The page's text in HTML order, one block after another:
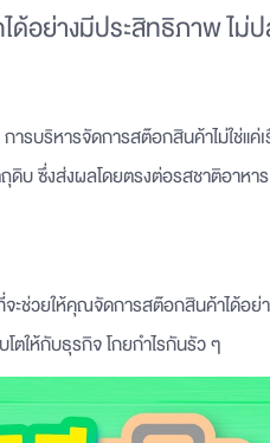
ด้อย่างมีประสิทธิภาพ ไม่
รบริหารจัดการสต๊อกสินค้าไม่ใช่แค่
บ ซึ่งส่งผลโดยตรงต่อรสชาติอาหา
ช่วยให้คุณจัดการสต๊อกสินค้าได้อย่
ตให้กับธุรกิจ โกยกำไรกันรัว ๆ